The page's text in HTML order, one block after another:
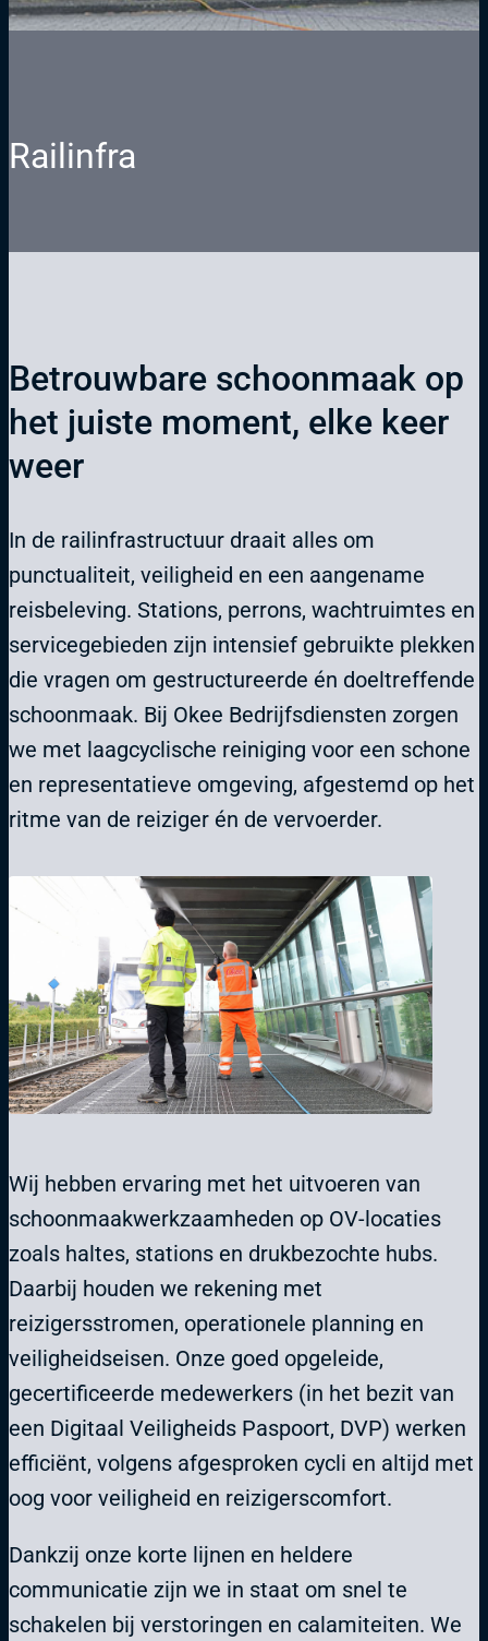
Railinfra
Betrouwbare schoonmaak op
het juiste moment, elke keer
weer
In de railinfrastructuur draait alles om
punctualiteit, veiligheid en een aangename
reisbeleving. Stations, perrons, wachtruimtes en
servicegebieden zijn intensief gebruikte plekken
die vragen om gestructureerde én doeltreffende
schoonmaak. Bij Okee Bedrijfsdiensten zorgen
we met laagcyclische reiniging voor een schone
en representatieve omgeving, afgestemd op het
ritme van de reiziger én de vervoerder.
Wij hebben ervaring met het uitvoeren van
schoonmaakwerkzaamheden op OV-locaties
zoals haltes, stations en drukbezochte hubs.
Daarbij houden we rekening met
reizigersstromen, operationele planning en
veiligheidseisen. Onze goed opgeleide,
gecertificeerde medewerkers (in het bezit van
een Digitaal Veiligheids Paspoort, DVP) werken
efficiënt, volgens afgesproken cycli en altijd met
oog voor veiligheid en reizigerscomfort.
Dankzij onze korte lijnen en heldere
communicatie zijn we in staat om snel te
schakelen bij verstoringen en calamiteiten. We